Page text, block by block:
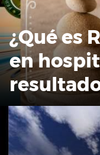
¿Qué es
en